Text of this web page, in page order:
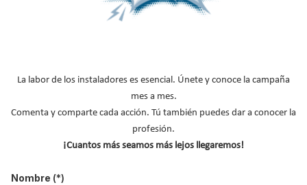
URSA AIRotorgado por el
La labor de los instaladores es esencial. Únete y conoce la campaña
mes a mes.
Comenta y comparte cada acción. Tú también puedes dar a conocer la
profesión.
¡Cuantos más seamos más lejos llegaremos!
Nombre (*)